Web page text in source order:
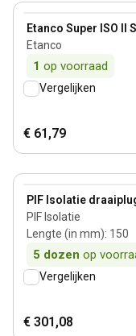
Etanco Super ISO II
Etanco
1 op voorraad
View product
Vergelijken
€ 61,79
PIF Isolatie
PIF Isolatie
Lengte (in mm): 150
5 dozen op
View product
Vergelijken
€ 301,08